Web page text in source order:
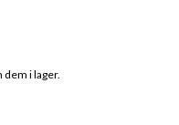
i lager.